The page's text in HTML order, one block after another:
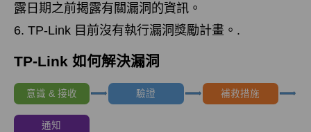
露日期之前揭露有關漏洞的資訊。
6. TP-Link 目前沒有執行漏洞獎勵計畫。.
TP-Link 如何解決漏洞
意識 & 接收 驗證 補救措施
通知